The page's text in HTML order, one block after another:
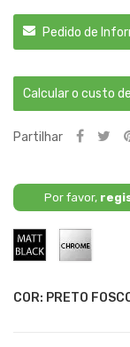
Pedido de
Calcular o custo
Partilhar
Por favor,
COR: PRETO
Fosco